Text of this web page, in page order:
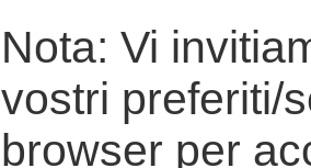
Nota: Vi
vostri preferiti/
browser per